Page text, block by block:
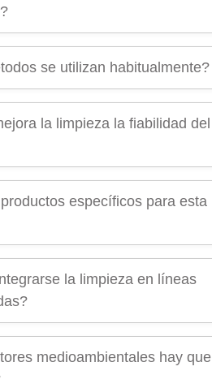
se utilizan habitualmente?
la limpieza la fiabilidad del
específicos para esta
la limpieza en líneas
medioambientales hay que